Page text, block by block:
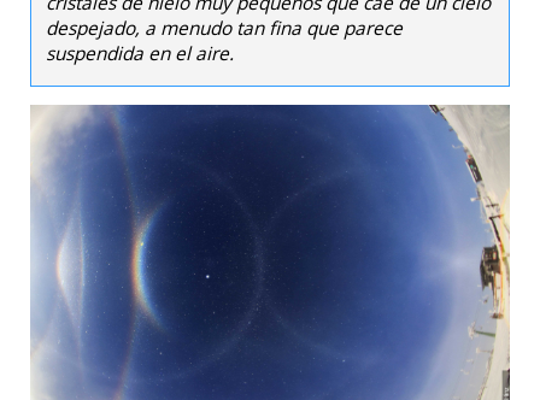
despejado, a menudo tan fina que parece
suspendida en el aire.